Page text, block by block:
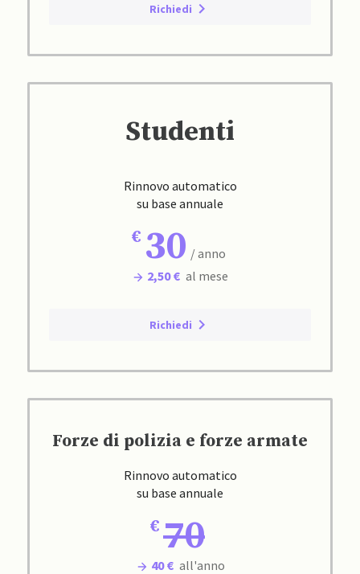
Richiedi
Studenti
Rinnovo automatico
su base annuale
30 / anno
2,50 € al mese
Richiedi
Forze di polizia e forze armate
Rinnovo automatico
su base annuale
70
40 € all'anno